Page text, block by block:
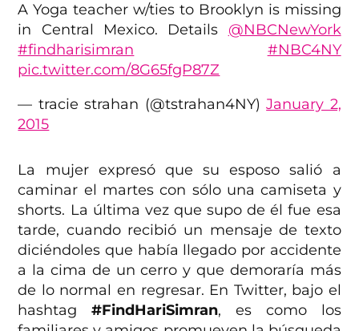
A Yoga teacher w/ties to Brooklyn is missing
in Central Mexico. Details @NBCNewYork
#findharisimran
#NBC4NY
pic.twitter.com/8G65fgP87Z
— tracie strahan (@tstrahan4NY)January 2,
2015
La mujer expresó que su esposo salió a
caminar el martes con sólo una camiseta y
shorts. La última vez que supo de él fue esa
tarde, cuando recibió un mensaje de texto
diciéndoles que había llegado por accidente
a la cima de un cerro y que demoraría más
de lo normal en regresar. En Twitter, bajo el
hashtag#FindHariSimran, es como los